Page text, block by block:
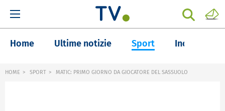
Home Ultime notizie Sport Inchieste
HOME SPORT MATIC: PRIMO GIORNO DA GIOCATORE DEL SASSUOLO